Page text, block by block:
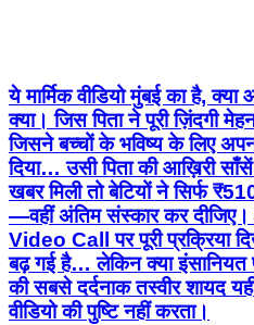
ये मार्मिक वीडियो मुंबई का है,
क्या। जिस पिता ने पूरी ज़िंदगी
जिसने बच्चों के भविष्य के लिए
दिया… उसी पिता की आख़िरी
खबर मिली तो बेटियों ने सिर्फ
—वहीं अंतिम संस्कार कर
Video Call पर पूरी प्रक्रिया
बढ़ गई है… लेकिन क्या इंसानियत
की सबसे दर्दनाक तस्वीर शायद
वीडियो की पुष्टि नहीं करता।